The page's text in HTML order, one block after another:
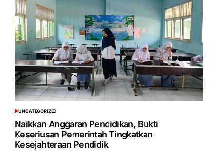
POSTED
IN
UNCATEGORIZED
Naikkan Anggaran Pendidikan, Bukti
Keseriusan Pemerintah Tingkatkan
Kesejahteraan Pendidik